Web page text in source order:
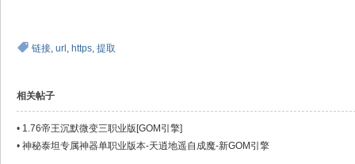
链接, url , https, 提取
相关帖子
• 1.76帝王沉默微变三职业版[GOM引擎]
• 神秘泰坦专属神器单职业版本-天逍地遥自成魔-新GOM引擎